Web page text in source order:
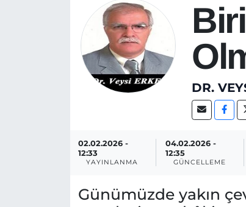
DR.
02.02.2026 -
12:33
YAYINLANMA
04.02.2026 -
12:35
GÜNCELLEME
Günümüzde yakın